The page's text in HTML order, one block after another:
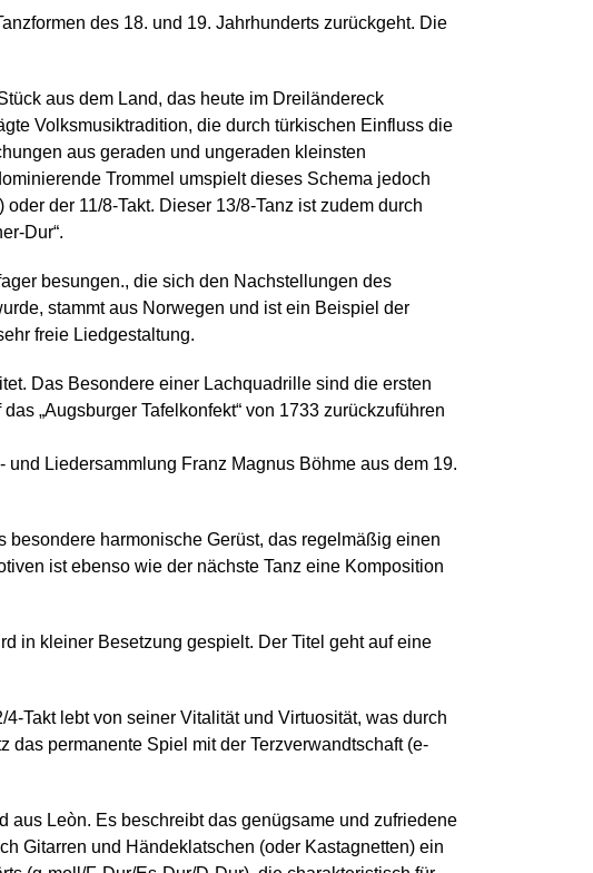
des 18. und 19. Jahrhunderts zurückgeht. Die
aus dem Land, das heute im Dreiländereck
Volksmusiktradition, die durch türkischen Einfluss die
aus geraden und ungeraden kleinsten
Trommel umspielt dieses Schema jedoch
der 11/8-Takt. Dieser 13/8-Tanz ist zudem durch
Dur“.
besungen., die sich den Nachstellungen des
stammt aus Norwegen und ist ein Beispiel der
freie Liedgestaltung.
Das Besondere einer Lachquadrille sind die ersten
„Augsburger Tafelkonfekt“ von 1733 zurückzuführen
Liedersammlung Franz Magnus Böhme aus dem 19.
besondere harmonische Gerüst, das regelmäßig einen
ist ebenso wie der nächste Tanz eine Komposition
in kleiner Besetzung gespielt. Der Titel geht auf eine
Takt lebt von seiner Vitalität und Virtuosität, was durch
permanente Spiel mit der Terzverwandtschaft (e-
aus Leòn. Es beschreibt das genügsame und zufriedene
Gitarren und Händeklatschen (oder Kastagnetten) ein